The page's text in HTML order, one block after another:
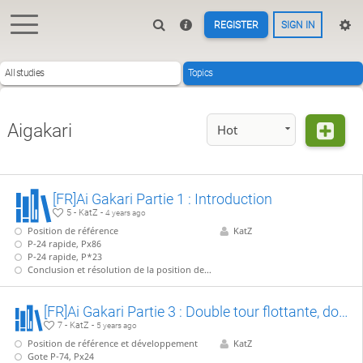
REGISTER SIGN IN
All studies Topics
Aigakari Hot
[FR]Ai Gakari Partie 1 : Introduction
5 - KatZ -4 years ago
Position de référence
P-24 rapide, Px86
P-24 rapide, P*23
Conclusion et résolution de la position de référence.
KatZ
[FR]Ai Gakari Partie 3 : Double tour flottante, double Nakazumai
7 - KatZ - 5 years ago
Position de référence et développement
Gote P-74, Px24
KatZ